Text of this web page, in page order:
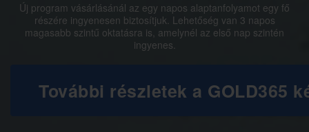
Új program vásárlásánál az egy napos alaptanfolyamot egy fő
részére ingyenesen biztosítjuk. Lehetőség van 3 napos
magasabb szintű oktatásra is, amelynél az első nap szintén
ingyenes.
További részletek a GOLD365